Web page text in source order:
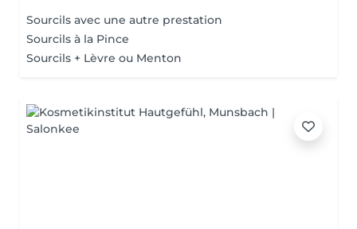
Sourcils avec une autre prestation
Sourcils à la Pince
Sourcils + Lèvre ou Menton